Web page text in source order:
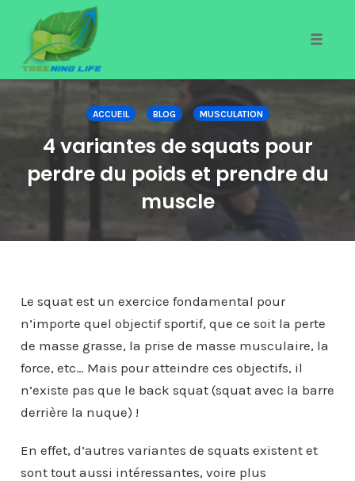
ACCUEIL BLOG MUSCULATION
4 variantes de squats pour
perdre du poids et prendre du
muscle
Le squat est un exercice fondamental pour
n’importe quel objectif sportif, que ce soit la perte
de masse grasse, la prise de masse musculaire, la
force, etc… Mais pour atteindre ces objectifs, il
n’existe pas que le back squat (squat avec la barre
derrière la nuque) !
En effet, d’autres variantes de squats existent et
sont tout aussi intéressantes, voire plus